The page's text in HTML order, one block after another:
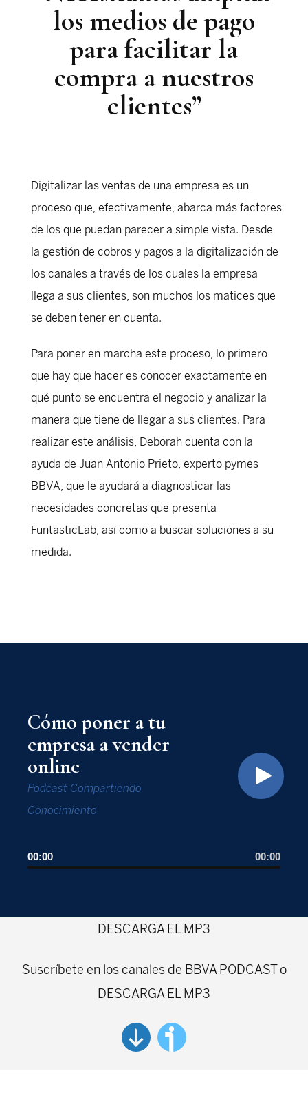
los medios de pago
para facilitar la
compra a nuestros
clientes”
Digitalizar las ventas de una empresa es un
proceso que, efectivamente, abarca más factores
de los que puedan parecer a simple vista. Desde
la gestión de cobros y pagos a la digitalización de
los canales a través de los cuales la empresa
llega a sus clientes, son muchos los matices que
se deben tener en cuenta.
Para poner en marcha este proceso, lo primero
que hay que hacer es conocer exactamente en
qué punto se encuentra el negocio y analizar la
manera que tiene de llegar a sus clientes. Para
realizar este análisis, Deborah cuenta con la
ayuda de Juan Antonio Prieto, experto pymes
BBVA, que le ayudará a diagnosticar las
necesidades concretas que presenta
FuntasticLab, así como a buscar soluciones a su
medida.
Cómo poner a tu
empresa a vender
online
Podcast Compartiendo
Conocimiento
00:00 00:00
DESCARGA EL MP3
Suscríbete en los canales de BBVA PODCAST o
DESCARGA EL MP3